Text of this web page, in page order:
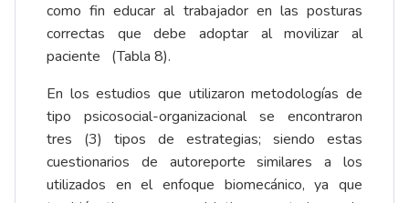
como fin educar al trabajador en las posturas
correctas que debe adoptar al movilizar al
paciente (Tabla 8).
En los estudios que utilizaron metodologías de
tipo psicosocial-organizacional se encontraron
tres (3) tipos de estrategias; siendo estas
cuestionarios de autoreporte similares a los
utilizados en el enfoque biomecánico, ya que